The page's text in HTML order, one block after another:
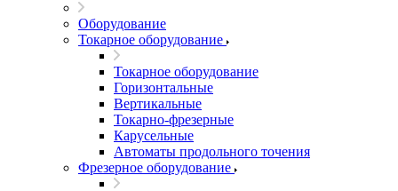
Оборудование
Токарное оборудование
Токарное оборудование
Горизонтальные
Вертикальные
Токарно-фрезерные
Карусельные
Автоматы продольного точения
Фрезерное оборудование